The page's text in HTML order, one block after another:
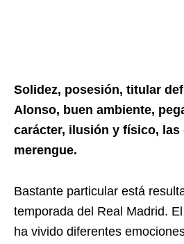
Solidez, posesión, titular
Alonso, buen ambiente,
carácter, ilusión y físico, las
merengue.
Bastante particular está
temporada del Real Madrid.
ha vivido diferentes